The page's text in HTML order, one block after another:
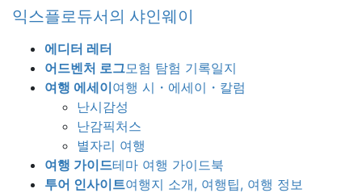
Skip
content
Skip
Navigation
익스플로듀서의 샤인웨이
에디터 레터
어드벤처 로그모험 탐험 기록일지
여행 에세이여행 시・에세이・칼럼
난시감성
난감픽처스
별자리 여행
여행 가이드테마 여행 가이드북
투어 인사이트여행지 소개, 여행팁, 여행 정보